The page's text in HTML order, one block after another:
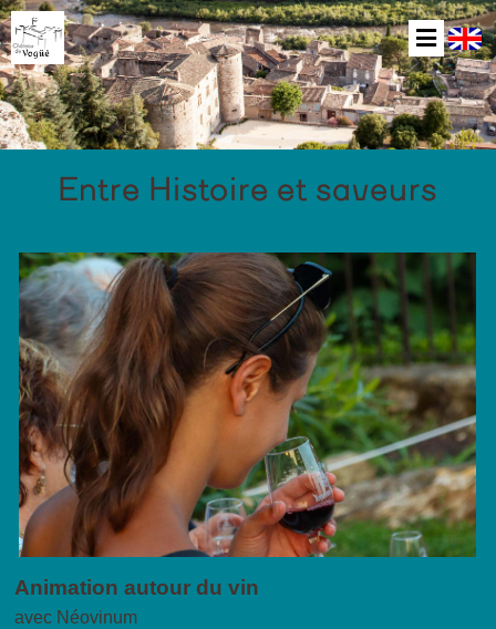
Entre Histoire et saveurs
Animation autour du vin
avec Néovinum